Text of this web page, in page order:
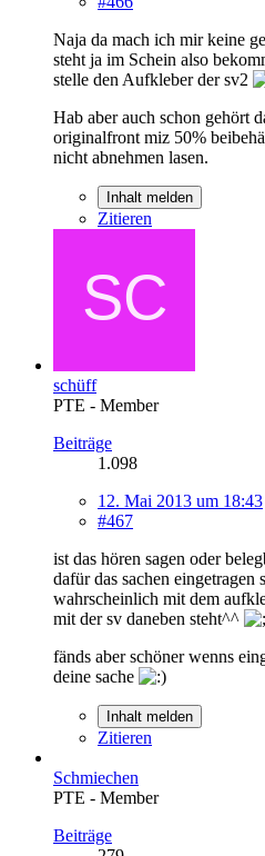
Naja da mach ich mir keine
steht ja im Schein also
stelle den Aufkleber der sv2
Hab aber auch schon gehört
originalfront miz 50%
nicht abnehmen lasen.
Inhalt melden
Zitieren
schüff
PTE - Member
Beiträge
1.098
12. Mai 2013 um 18:43
#467
ist das hören sagen oder
dafür das sachen eingetragen
wahrscheinlich mit dem
mit der sv daneben steht^^
fänds aber schöner wenns
deine sache
Inhalt melden
Zitieren
Schmiechen
PTE - Member
Beiträge